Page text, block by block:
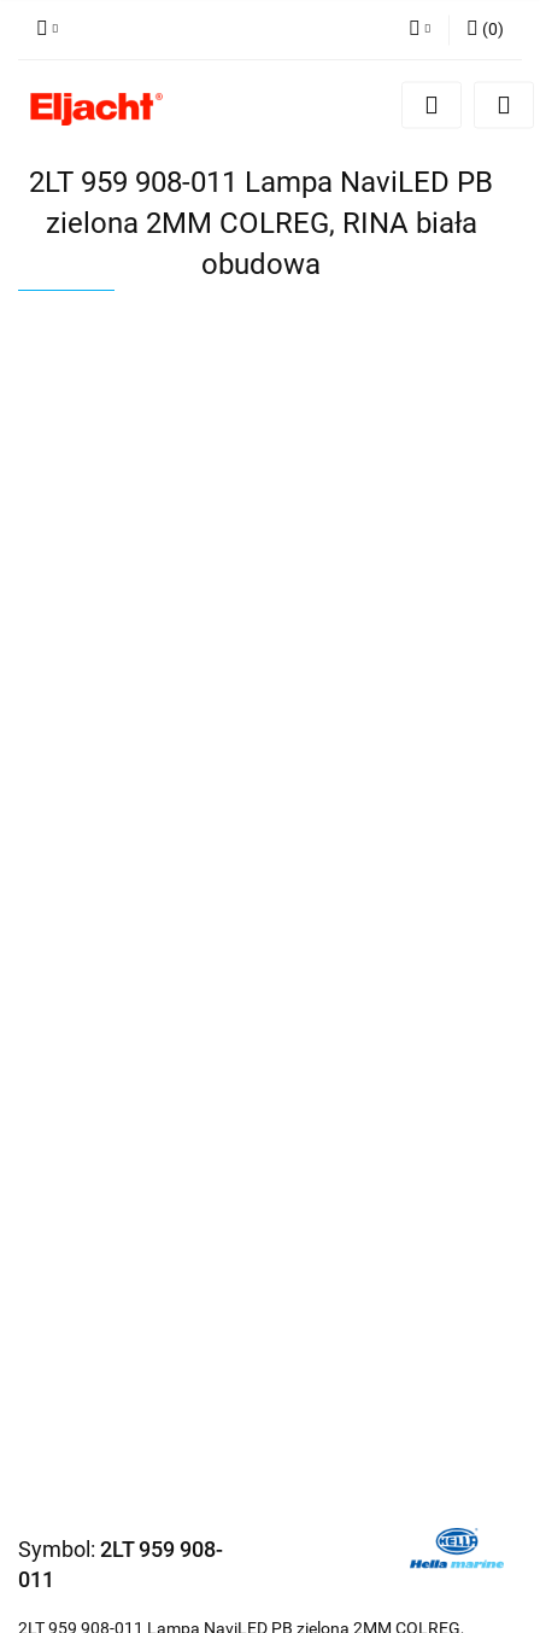
Zaloguj się
(0)
2LT 959 908-011 Lampa NaviLED PB
zielona 2MM COLREG, RINA biała
obudowa
Symbol: 2LT 959 908-
011
2LT 959 908-011 Lampa NaviLED PB zielona 2MM COLREG,